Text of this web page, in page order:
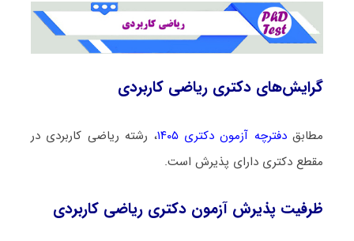
گرایش‌های دکتری ریاضی کاربردی
مطابقدفترچه آزمون دکتری ۱۴۰۵
، رشته ریاضی کاربردی در
مقطع دکتری دارای پذیرش است.
ظرفیت پذیرش آزمون دکتری ریاضی کاربردی